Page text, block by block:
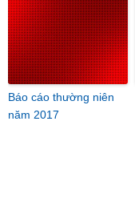
Báo cáo thường niên
năm 2017